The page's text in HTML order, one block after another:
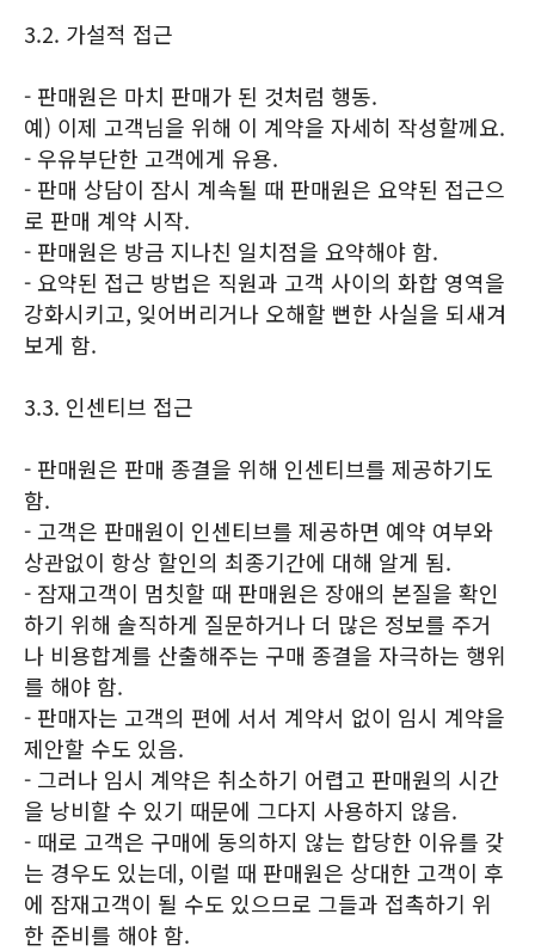
3.2. 가설적 접근
- 판매원은 마치 판매가 된 것처럼 행동.
예) 이제 고객님을 위해 이 계약을 자세히 작성할께요.
- 우유부단한 고객에게 유용.
- 판매 상담이 잠시 계속될 때 판매원은 요약된 접근으
로 판매 계약 시작.
- 판매원은 방금 지나친 일치점을 요약해야 함.
- 요약된 접근 방법은 직원과 고객 사이의 화합 영역을
강화시키고, 잊어버리거나 오해할 뻔한 사실을 되새겨
보게 함.
3.3. 인센티브 접근
- 판매원은 판매 종결을 위해 인센티브를 제공하기도
함.
- 고객은 판매원이 인센티브를 제공하면 예약 여부와
상관없이 항상 할인의 최종기간에 대해 알게 됨.
- 잠재고객이 멈칫할 때 판매원은 장애의 본질을 확인
하기 위해 솔직하게 질문하거나 더 많은 정보를 주거
나 비용합계를 산출해주는 구매 종결을 자극하는 행위
를 해야 함.
- 판매자는 고객의 편에 서서 계약서 없이 임시 계약을
제안할 수도 있음.
- 그러나 임시 계약은 취소하기 어렵고 판매원의 시간
을 낭비할 수 있기 때문에 그다지 사용하지 않음.
- 때로 고객은 구매에 동의하지 않는 합당한 이유를 갖
는 경우도 있는데, 이럴 때 판매원은 상대한 고객이 후
에 잠재고객이 될 수도 있으므로 그들과 접촉하기 위
한 준비를 해야 함.